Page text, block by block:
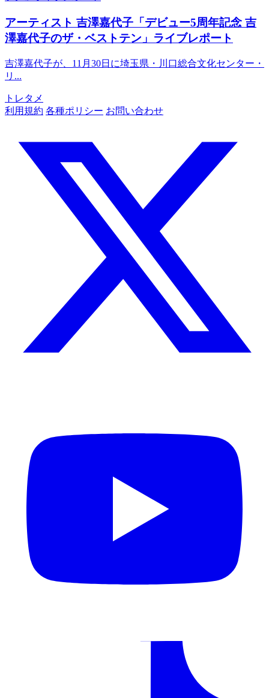
アーティスト 吉澤嘉代子「デビュー5周年記念 吉
澤嘉代子のザ・ベストテン」ライブレポート
吉澤嘉代子が、11月30日に埼玉県・川口総合文化センター・
リ...
トレタメ
利用規約 各種ポリシー お問い合わせ